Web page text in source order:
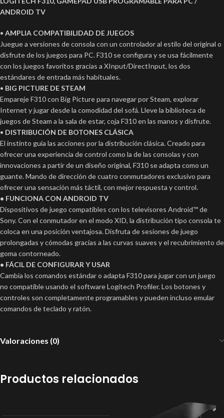
ANDROID TV
• AMPLIA COMPATIBILIDAD DE JUEGOS
Juegue a versiones de consola con un controlador al estilo del original o
disfrute de los juegos para PC. F310 se configura y se usa fácilmente
con los juegos favoritos gracias a XInput/DirectInput, los dos
estándares de entrada más habituales.
• BIG PICTURE DE STEAM
Empareje F310 con Big Picture para navegar por Steam, explorar
Internet y jugar desde la comodidad del sofá. Lleve la biblioteca de
juegos de Steam a la sala de estar, coja F310 en las manos y disfrute.
• DISTRIBUCIÓN DE BOTONES CLÁSICA
El instinto guía las acciones por la distribución clásica. Creado para
ofrecer una experiencia de control como la de las consolas y con
innovaciones a partir de un diseño original, F310 se adapta como un
guante. Mando de dirección de cuatro conmutadores exclusivo para
ofrecer una sensación más táctil, con mejor respuesta y control.
• FUNCIONA CON ANDROID TV
Dispositivos de juego compatibles con los televisores Android™ de
Sony. Con el conmutador en el modo XID, la distribución tipo consola te
coloca en una posición ventajosa. Disfruta de sesiones de juego
prolongadas y cómodas gracias a las curvas suaves y el recubrimiento de
goma contorneado.
• FÁCIL DE CONFIGURAR Y USAR
Cambia los comandos estándar o adapta F310 para jugar con un juego
no compatible usando el software Logitech Profiler. Los botones y
controles son completamente programables y pueden incluso emular
comandos de teclado y ratón.
Valoraciones (0)
Productos relacionados